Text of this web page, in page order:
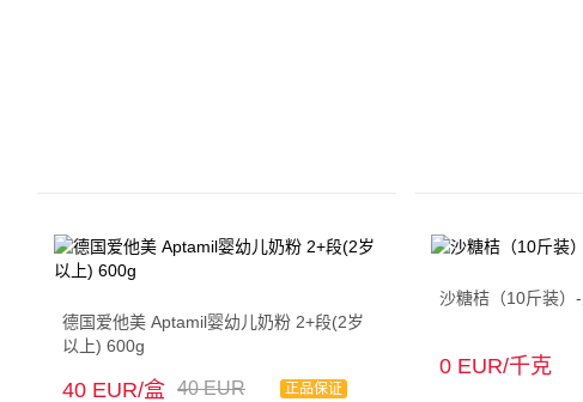
德国爱他美 Aptamil婴幼儿奶粉 2+段(2岁
以上) 600g
40 EUR/盒 40 EUR 正品保证
沙糖桔（10斤装）
0 EUR/千克